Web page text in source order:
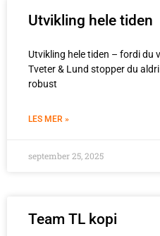
Utvikling hele tiden
Utvikling hele tiden – fordi du
Tveter & Lund stopper du
robust
LES MER »
september 25, 2025
Team TL kopi